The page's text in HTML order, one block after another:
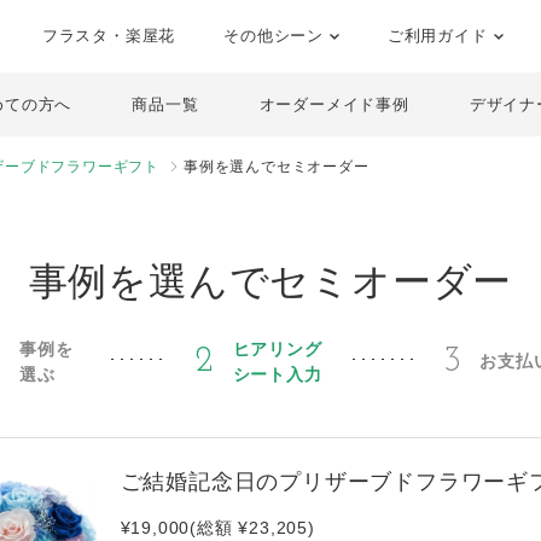
フラスタ・楽屋花 その他シーン ご利用ガイド
ての方へ 商品一覧 オーダーメイド事例 デザイナ
ブドフラワーギフト 事例を選んでセミオーダー
事例を選んでセミオーダー
事例を
選ぶ
2
ヒアリング
シート入力
3 お支払
ご結婚記念日のプリザーブドフラワーギ
¥19,000(総額 ¥23,205)